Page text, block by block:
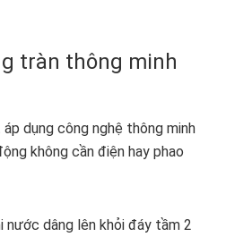
tràn thông minh
dụng công nghệ thông minh
không cần điện hay phao
dâng lên khỏi đáy tầm 2